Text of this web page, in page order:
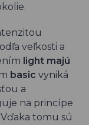
veľkosti a
light majú
basic vyniká
a
na princípe
tomu sú